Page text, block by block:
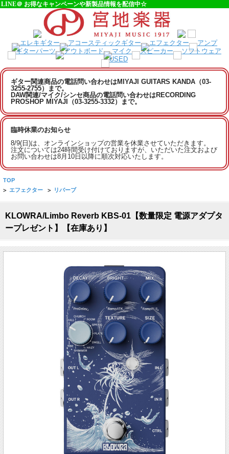
LINE＠ お得なキャンペーンや新製品情報を配信中☆
ギター関連商品の電話問い合わせはMIYAJI GUITARS KANDA（03-
3255-2755）まで。
DAW関連/マイク/シンセ商品の電話問い合わせはRECORDING
PROSHOP MIYAJI（03-3255-3332）まで。
臨時休業のお知らせ
8/9(日)は、オンラインショップの営業を休業させていただきます。
注文については24時間受け付けておりますが、いただいた注文および
お問い合わせは8月10日以降に順次対応いたします。
TOP
> エフェクター > リバーブ
KLOWRA/Limbo Reverb KBS-01【数量限定 電源アダプタ
ープレゼント】【在庫あり】